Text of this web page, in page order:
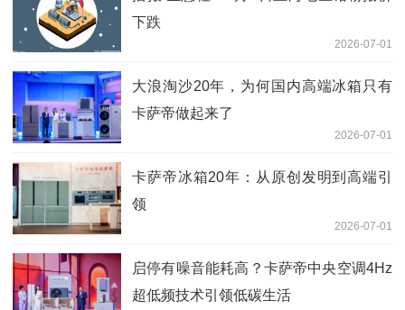
下跌
2026-07-01
大浪淘沙20年，为何国内高端冰箱只有
卡萨帝做起来了
2026-07-01
卡萨帝冰箱20年：从原创发明到高端引
领
2026-07-01
启停有噪音能耗高？卡萨帝中央空调4Hz
超低频技术引领低碳生活